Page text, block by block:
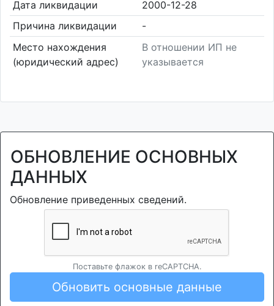
Дата ликвидации
2000-12-28
Причина ликвидации
-
Место нахождения
(юридический адрес)
В отношении ИП не
указывается
ОБНОВЛЕНИЕ ОСНОВНЫХ
ДАННЫХ
Обновление приведенных сведений.
Поставьте флажок в reCAPTCHA.
Обновить основные данные